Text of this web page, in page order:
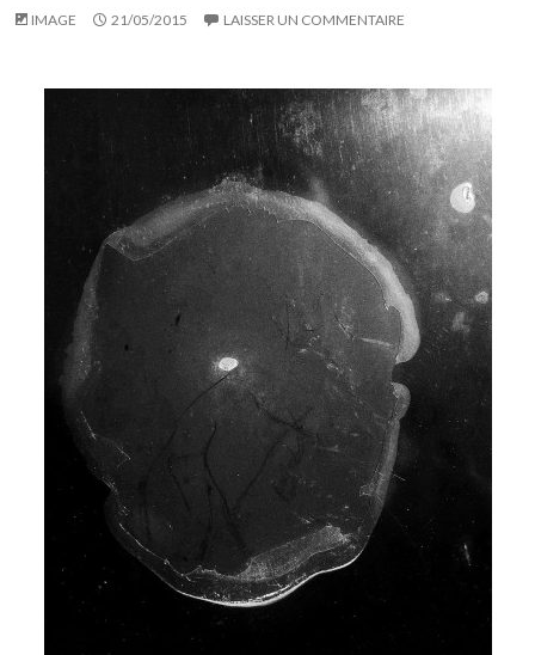
IMAGE 21/05/2015 LAISSER UN COMMENTAIRE